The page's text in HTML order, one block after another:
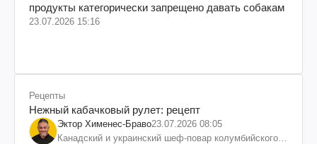
продукты категорически запрещено давать собакам
23.07.2026 15:16
Рецепты
Нежный кабачковый рулет: рецепт
Эктор Хименес-Браво23.07.2026 08:05
Канадский и украинский шеф-повар колумбийского